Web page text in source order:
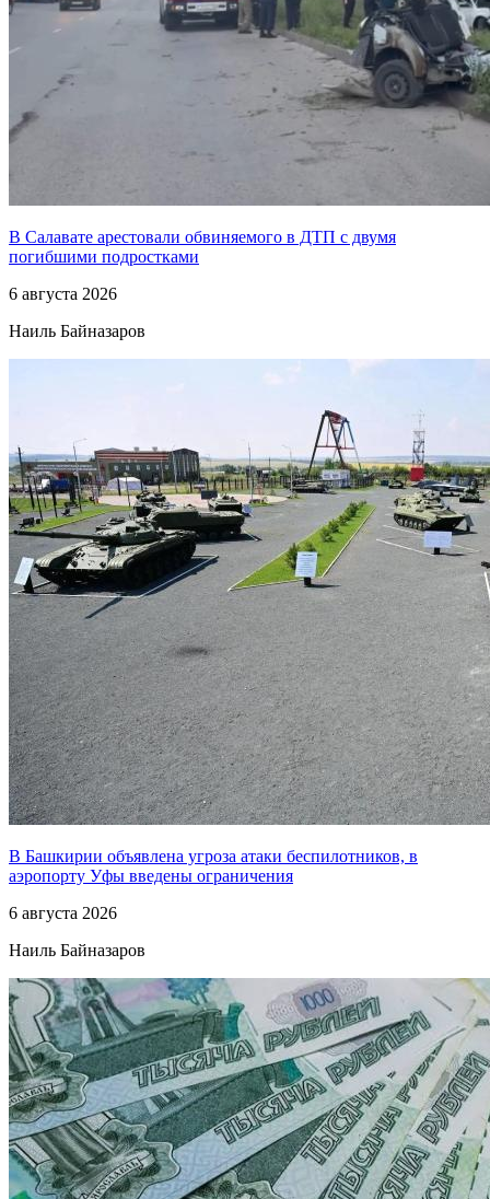
В Салавате арестовали обвиняемого в ДТП с двумя
погибшими подростками
6 августа 2026
Наиль Байназаров
В Башкирии объявлена угроза атаки беспилотников, в
аэропорту Уфы введены ограничения
6 августа 2026
Наиль Байназаров